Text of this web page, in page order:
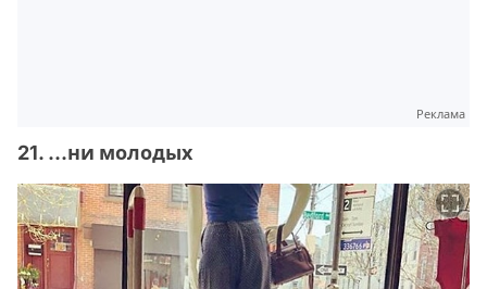
Реклама
21. ...ни молодых